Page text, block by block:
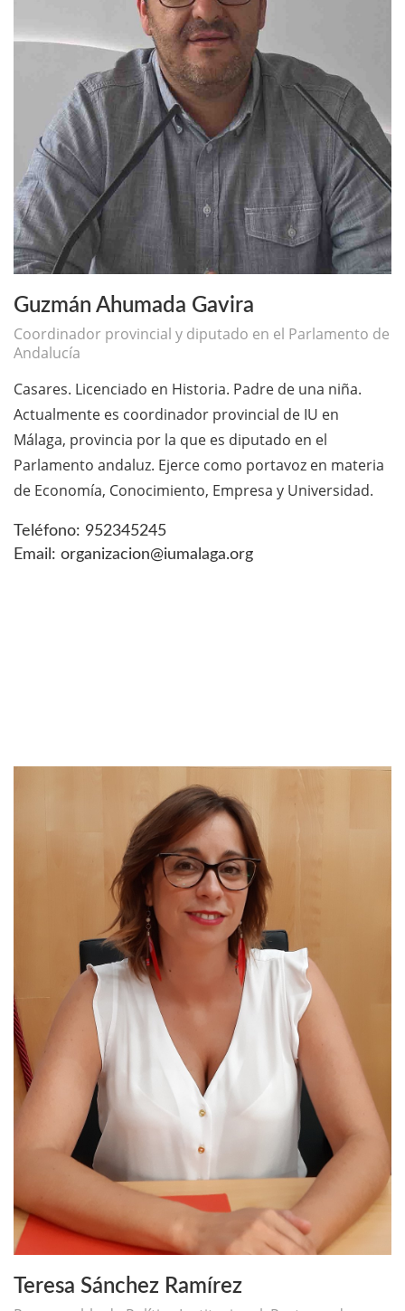
Guzmán Ahumada Gavira
Coordinador provincial y diputado en el Parlamento de
Andalucía
Casares. Licenciado en Historia. Padre de una niña.
Actualmente es coordinador provincial de IU en
Málaga, provincia por la que es diputado en el
Parlamento andaluz. Ejerce como portavoz en materia
de Economía, Conocimiento, Empresa y Universidad.
Teléfono: 952345245
Email: organizacion@iumalaga.org
Teresa Sánchez Ramírez